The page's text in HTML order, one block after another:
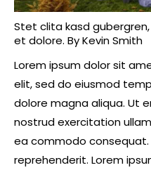
Stet clita kasd
et dolore. ByKevin Smith
Lorem ipsum dolor sit
elit, sed do eiusmod
dolore magna aliqua. Ut
nostrud exercitation
ea commodo consequat.
reprehenderit. Lorem